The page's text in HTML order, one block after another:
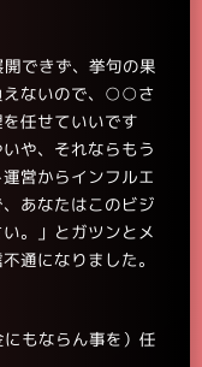
できず、挙句の果
えないので、○○さ
任せていいです
や、それならもう
営からインフルエ
あなたはこのビジ
。」とガツンとメ
通になりました。
もならん事を）任